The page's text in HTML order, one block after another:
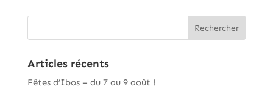
Articles récents
Fêtes d’Ibos – du 7 au 9 août !